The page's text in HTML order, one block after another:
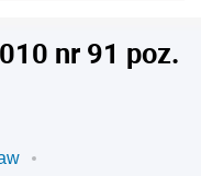
nr 91 poz.